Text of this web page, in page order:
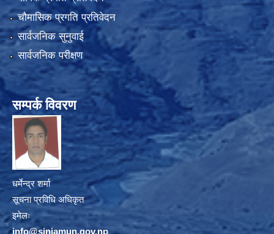
चौमासिक प्रगति प्रतिवेदन
सार्वजनिक सुनुवाई
सार्वजनिक परीक्षण
सम्पर्क विवरण
धर्मेन्द्र शर्मा
सूचना प्रविधि अधिकृत
इमेलः
info@sinjamun.gov.np